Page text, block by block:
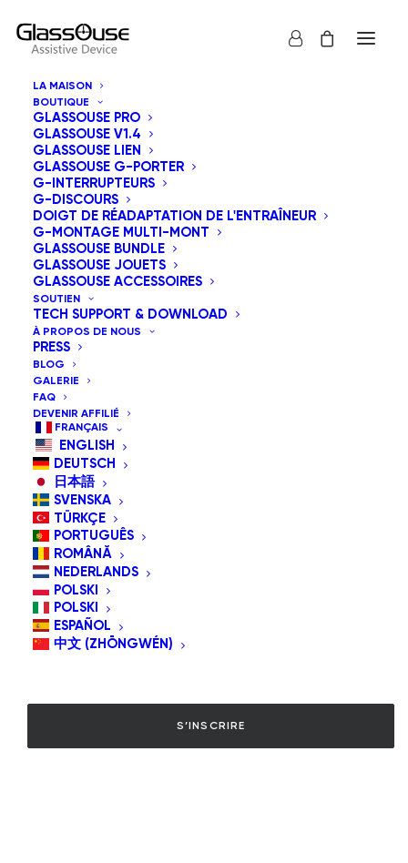
LA MAISON
BOUTIQUE
GLASSOUSE PRO
GLASSOUSE V1.4
GLASSOUSE LIEN
GLASSOUSE G-PORTER
G-INTERRUPTEURS
G-DISCOURS
DOIGT DE RÉADAPTATION DE L'ENTRAÎNEUR
G-MONTAGE MULTI-MONT
GLASSOUSE BUNDLE
GLASSOUSE JOUETS
GLASSOUSE ACCESSOIRES
SOUTIEN
TECH SUPPORT & DOWNLOAD
À PROPOS DE NOUS
PRESS
BLOG
GALERIE
FAQ
DEVENIR AFFILIÉ
FRANÇAIS
ENGLISH
DEUTSCH
日本語
SVENSKA
TÜRKÇE
PORTUGUÊS
ROMÂNĂ
NEDERLANDS
POLSKI
POLSKI
ESPAÑOL
中文 (ZHŌNGWÉN)
Vous n'avez pas de compte ? Créez-en un dès
maintenant.
S'inscrire
Maintenant
Adresse e-mail
Mot de passe
Abonnez-vous à notre newsletter
Vos données personnelles seront utilisées pour soutenir votre
expérience sur ce site web, pour gérer l'accès à votre
S’INSCRIRE